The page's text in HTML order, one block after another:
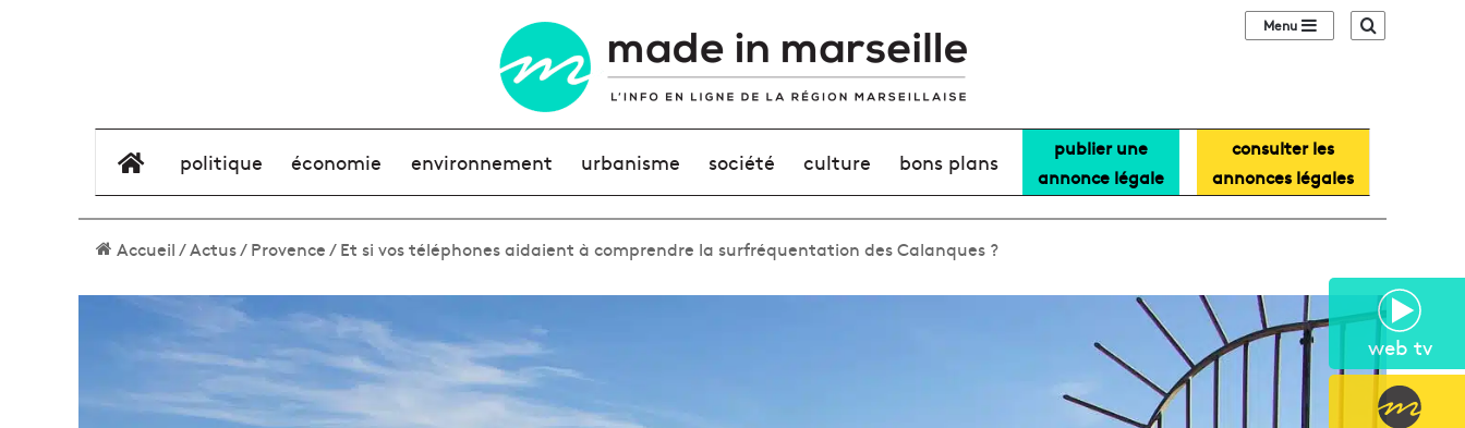
web tv
Sidebar (barre
élément de menu
politique économie environnement urbanisme société culture bons plans
publier une
annonce légale
consulter les
annonces légales
Accueil/Actus/Provence/Et si vos téléphones aidaient à comprendre la surfréquentation des Calanques ?